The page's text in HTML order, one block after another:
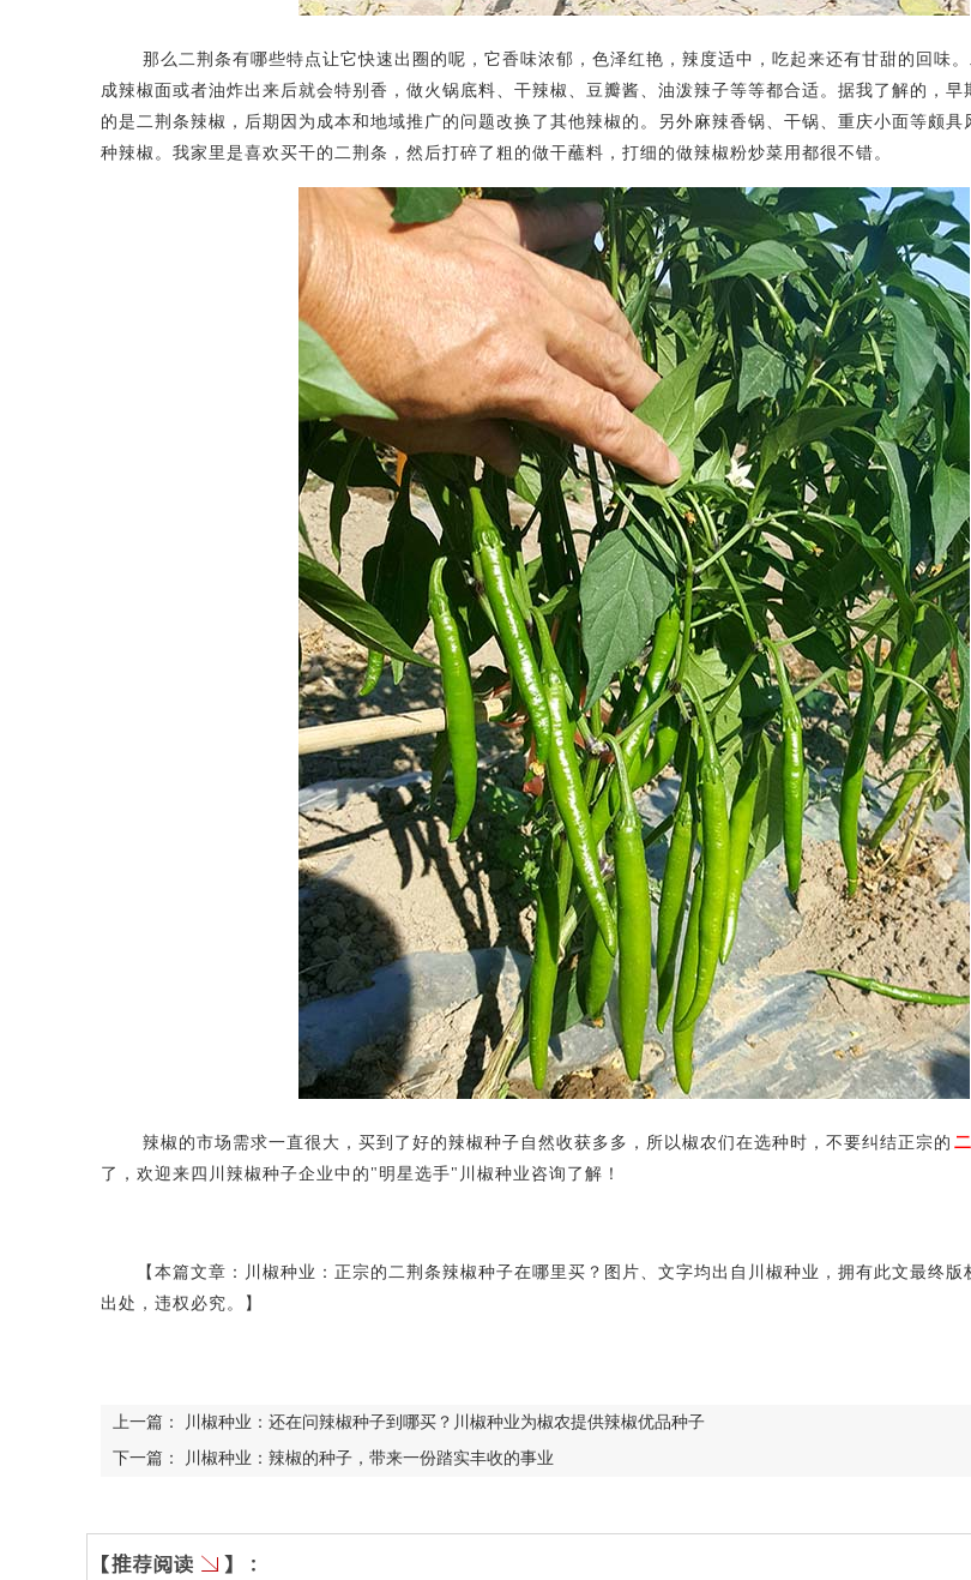
那么二荆条有哪些特点让它快速出圈的呢，它香味浓郁，色泽红艳，辣度适中，吃起来还有甘甜的回味。
成辣椒面或者油炸出来后就会特别香，做火锅底料、干辣椒、豆瓣酱、油泼辣子等等都合适。据我了解的，早
的是二荆条辣椒，后期因为成本和地域推广的问题改换了其他辣椒的。另外麻辣香锅、干锅、重庆小面等颇具
种辣椒。我家里是喜欢买干的二荆条，然后打碎了粗的做干蘸料，打细的做辣椒粉炒菜用都很不错。
辣椒的市场需求一直很大，买到了好的辣椒种子自然收获多多，所以椒农们在选种时，不要纠结正宗的
了，欢迎来四川辣椒种子企业中的"明星选手"川椒种业咨询了解！
【本篇文章：川椒种业：正宗的二荆条辣椒种子在哪里买？图片、文字均出自川椒种业，拥有此文最终版
出处，违权必究。】
上一篇：
川椒种业：还在问辣椒种子到哪买？川椒种业为椒农提供辣椒优品种子
下一篇：
川椒种业：辣椒的种子，带来一份踏实丰收的事业